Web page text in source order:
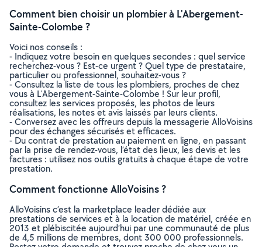
Comment bien choisir un plombier à L'Abergement-
Sainte-Colombe ?
Voici nos conseils :
- Indiquez votre besoin en quelques secondes : quel service
recherchez-vous ? Est-ce urgent ? Quel type de prestataire,
particulier ou professionnel, souhaitez-vous ?
- Consultez la liste de tous les plombiers, proches de chez
vous à L'Abergement-Sainte-Colombe ! Sur leur profil,
consultez les services proposés, les photos de leurs
réalisations, les notes et avis laissés par leurs clients.
- Conversez avec les offreurs depuis la messagerie AlloVoisins
pour des échanges sécurisés et efficaces.
- Du contrat de prestation au paiement en ligne, en passant
par la prise de rendez-vous, l’état des lieux, les devis et les
factures : utilisez nos outils gratuits à chaque étape de votre
prestation.
Comment fonctionne AlloVoisins ?
AlloVoisins c’est la marketplace leader dédiée aux
prestations de services et à la location de matériel, créée en
2013 et plébiscitée aujourd’hui par une communauté de plus
de 4,5 millions de membres, dont 300 000 professionnels.